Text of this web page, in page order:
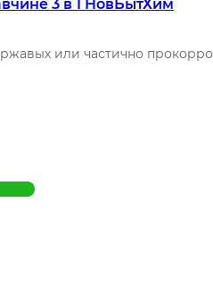
3 в 1 НовБытХим
или частично